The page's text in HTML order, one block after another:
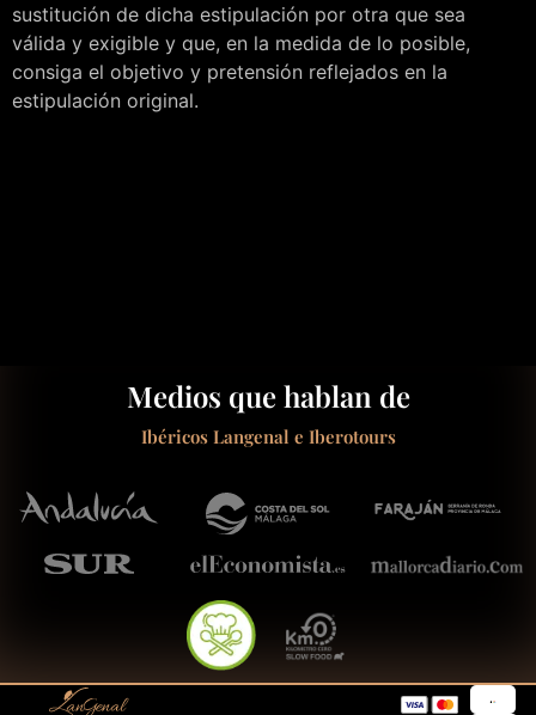
sustitución de dicha estipulación por otra que sea
válida y exigible y que, en la medida de lo posible,
consiga el objetivo y pretensión reflejados en la
estipulación original.
Medios que hablan de
Ibéricos Langenal e Iberotours